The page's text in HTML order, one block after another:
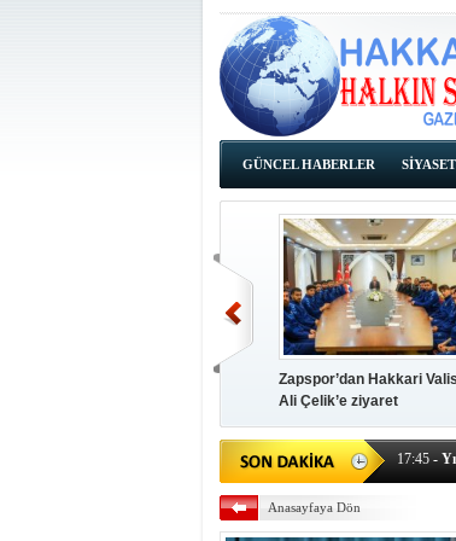
GÜNCEL HABERLER SİYASET
Zapspor’dan Hakkari
Ali Çelik’e ziyaret
17:45 -
17:43-
17:37-
Anasayfaya Dön